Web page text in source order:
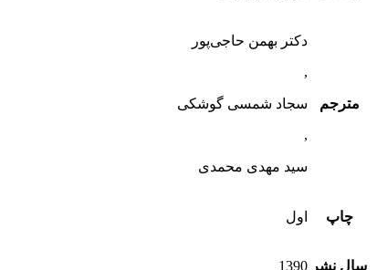
مترجم
دکتر بهمن حاجی‌پور
,
سجاد شمسی گوشکی
,
سید مهدی محمدی
چاپ اول
سال نشر 1390